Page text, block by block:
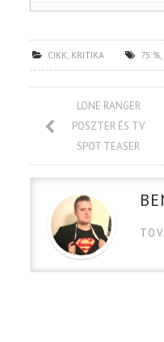
CIKK KRITIKA 75 %
LONE RANGER
POSZTER ÉS TV
SPOT TEASER